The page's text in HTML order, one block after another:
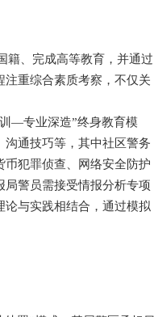
、完成高等教育，并通过
重综合素质考察，不仅关
—专业深造”终身教育模
通技巧等，其中社区警务
犯罪侦查、网络安全防护
警员需接受情报分析专项
与实践相结合，通过模拟